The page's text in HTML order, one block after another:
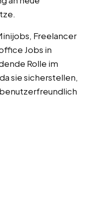
Freelancer
Jobs in
Rolle im
sie sicherstellen,